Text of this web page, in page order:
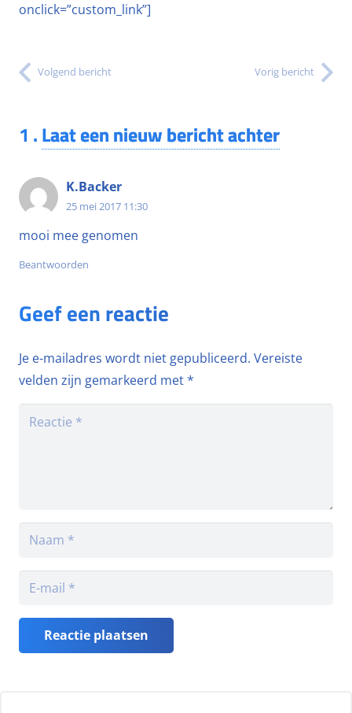
onclick=”custom_link”]
Volgend bericht Vorig bericht
1 .Laat een nieuw bericht achter
K.Backer
25 mei 2017 11:30
mooi mee genomen
Beantwoorden
Geef een reactie
Je e-mailadres wordt niet gepubliceerd. Vereiste
velden zijn gemarkeerd met*
Reactie plaatsen